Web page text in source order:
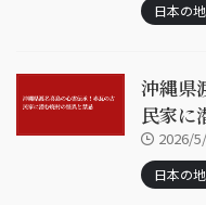
日本の
沖縄県
民家に
2026/
日本の